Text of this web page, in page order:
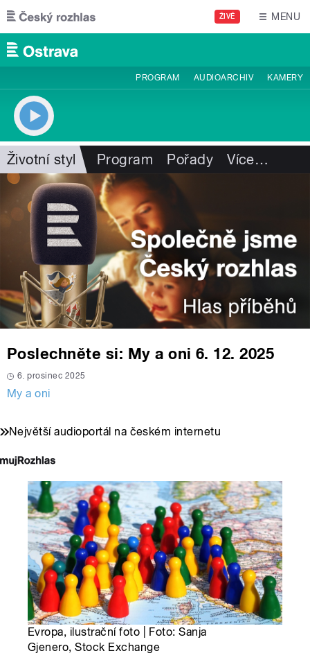
Přejít k hlavnímu obsahu
ŽIVĚ MENU
PROGRAM AUDIOARCHIV KAMERY
Životní styl Program Pořady Více…
Poslechněte si: My a oni 6. 12. 2025
6. prosinec 2025
My a oni
Největší audioportál na českém internetu
Evropa, ilustrační foto | Foto: Sanja
Gjenero, Stock Exchange